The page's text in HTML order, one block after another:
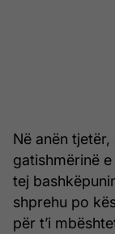
Në anën
gatishmërinë
tej
shprehu po
për t’i